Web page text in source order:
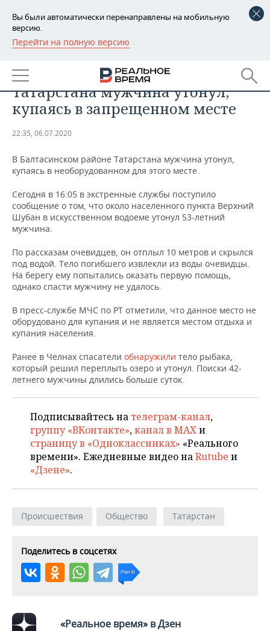
Вы были автоматически перенаправлены на мобильную
версию.
Перейти на полную версию
РЕГИОНЫ
БАШКОРТОСТАН
ТАТАРСТАН
НОВОСТИ
АНАЛИТИКА
ДЕКЛАРАЦИИ О ДОХОДАХ
ВУЗЫ ТАТАРСТАНА
КОМУ ПРИНАДЛЕЖАТ
ТОРГОВЫЕ ЦЕНТРЫ
ТАТАРСТАНА
НОВОСТИ ЭКОНОМИКИ
БАНКИ
БЮДЖЕТ
ИНВЕСТИЦИИ
ПРОМЫШЛЕННОСТЬ
ПРОМЫШЛЕННОСТИ
АГРОПРОМ
МАШИНОСТРОЕНИЕ
НЕФТЕХИМИЯ
ОПК
ЭНЕРГЕТИКА
НОВОСТИ НЕДВИЖИМОСТИ
АВТО
НОВОСТИ АВТО
НОВОСТИ БИЗНЕСА
РОЗНИЧНАЯ ТОРГОВЛЯ
ТРАНСПОРТ
ТЕХНОЛОГИИ
НОВОСТИ ТЕХНОЛОГИЙ
IT
ТЕЛЕКОММУНИКАЦИИ
МЕРОПРИЯТИЯ
НОВОСТИ МЕРОПРИЯТИЙ
БИЗНЕС-БРАНЧИ
ОТКРЫТАЯ ЛЕКЦИЯ
СПОРТ
ФУТБОЛ
БАСКЕТБОЛ
ВОЛЕЙБОЛ
КИБЕРСПОРТ
ФИГУРНОЕ КАТАНИЕ
ХОККЕЙ С МЯЧОМ
НОВОСТИ ОБЩЕСТВА
ИНФРАСТРУКТУРА
ИСТОРИЯ
КУЛЬТУРА
МЕДИЦИНА
ПРОИСШЕСТВИЯ
ФОТОГАЛЕРЕЯ
СПРАВОЧНИК
СПИСОК ПЕРСОН
СПИСОК КОМПАНИЙ
ПОЛНАЯ ВЕРСИЯ
В Балтасинском районе
Татарстана мужчина утонул,
купаясь в запрещенном месте
22:35, 06.07.2020
В Балтасинском районе Татарстана мужчина утонул,
купаясь в необорудованном для этого месте.
Сегодня в 16:05 в экстренные службы поступило
сообщение о том, что около населенного пункта Верхний
Шубан в искусственном водоеме утонул 53-летний
мужчина.
По рассказам очевидцев, он отплыл 10 метров и скрылся
под водой. Тело погибшего извлекли из воды очевидцы.
На берегу ему попытались оказать первую помощь,
однако спасти мужчину не удалось.
В пресс-службе МЧС по РТ отметили, что данное место не
оборудовано для купания и не является местом отдыха и
купания населения.
Ранее в Челнах спасатели обнаружили тело рыбака,
который решил переплыть озеро и утонул. Поиски 42-
летнего мужчины длились больше суток.
Подписывайтесь на телеграм-канал,
группу «ВКонтакте»,канал в MAXи
страницу в «Одноклассниках» «Реального
времени». Ежедневные видео наRutube и
«Дзене».
Происшествия Общество Татарстан
Поделитесь в соцсетях
«Реальное время» в Дзен